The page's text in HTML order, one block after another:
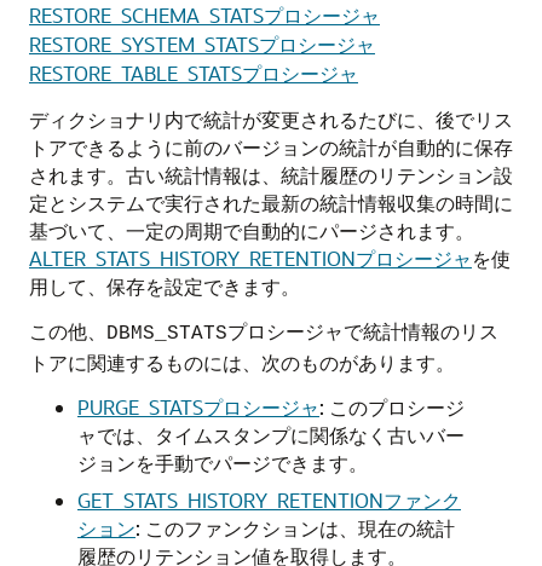
RESTORE_SCHEMA_STATSプロシージャ
RESTORE_SYSTEM_STATSプロシージャ
RESTORE_TABLE_STATSプロシージャ
ディクショナリ内で統計が変更されるたびに、後でリス
トアできるように前のバージョンの統計が自動的に保存
されます。古い統計情報は、統計履歴のリテンション設
定とシステムで実行された最新の統計情報収集の時間に
基づいて、一定の周期で自動的にパージされます。
ALTER_STATS_HISTORY_RETENTIONプロシージャを使
用して、保存を設定できます。
この他、
DBMS_STATSプロシージャで統計情報のリス
トアに関連するものには、次のものがあります。
PURGE_STATSプロシージャ: このプロシージ
ャでは、タイムスタンプに関係なく古いバー
ジョンを手動でパージできます。
GET_STATS_HISTORY_RETENTIONファンク
ション: このファンクションは、現在の統計
履歴のリテンション値を取得します。